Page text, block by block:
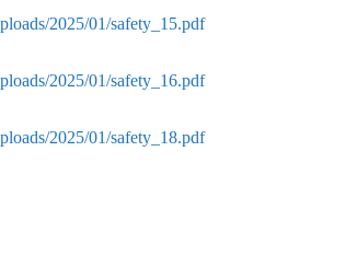
2025/01/safety_15.pdf
2025/01/safety_16.pdf
2025/01/safety_18.pdf